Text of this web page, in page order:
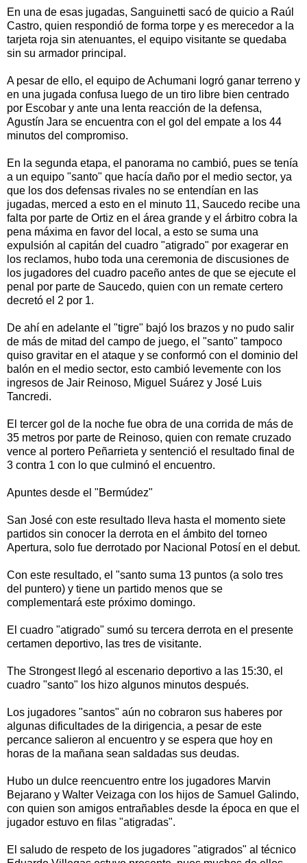
En una de esas jugadas, Sanguinetti sacó de quicio a Raúl
Castro, quien respondió de forma torpe y es merecedor a la
tarjeta roja sin atenuantes, el equipo visitante se quedaba
sin su armador principal.
A pesar de ello, el equipo de Achumani logró ganar terreno y
en una jugada confusa luego de un tiro libre bien centrado
por Escobar y ante una lenta reacción de la defensa,
Agustín Jara se encuentra con el gol del empate a los 44
minutos del compromiso.
En la segunda etapa, el panorama no cambió, pues se tenía
a un equipo "santo" que hacía daño por el medio sector, ya
que los dos defensas rivales no se entendían en las
jugadas, merced a esto en el minuto 11, Saucedo recibe una
falta por parte de Ortiz en el área grande y el árbitro cobra la
pena máxima en favor del local, a esto se suma una
expulsión al capitán del cuadro "atigrado" por exagerar en
los reclamos, hubo toda una ceremonia de discusiones de
los jugadores del cuadro paceño antes de que se ejecute el
penal por parte de Saucedo, quien con un remate certero
decretó el 2 por 1.
De ahí en adelante el "tigre" bajó los brazos y no pudo salir
de más de mitad del campo de juego, el "santo" tampoco
quiso gravitar en el ataque y se conformó con el dominio del
balón en el medio sector, esto cambió levemente con los
ingresos de Jair Reinoso, Miguel Suárez y José Luis
Tancredi.
El tercer gol de la noche fue obra de una corrida de más de
35 metros por parte de Reinoso, quien con remate cruzado
vence al portero Peñarrieta y sentenció el resultado final de
3 contra 1 con lo que culminó el encuentro.
Apuntes desde el "Bermúdez"
San José con este resultado lleva hasta el momento siete
partidos sin conocer la derrota en el ámbito del torneo
Apertura, solo fue derrotado por Nacional Potosí en el debut.
Con este resultado, el "santo suma 13 puntos (a solo tres
del puntero) y tiene un partido menos que se
complementará este próximo domingo.
El cuadro "atigrado" sumó su tercera derrota en el presente
certamen deportivo, las tres de visitante.
The Strongest llegó al escenario deportivo a las 15:30, el
cuadro "santo" los hizo algunos minutos después.
Los jugadores "santos" aún no cobraron sus haberes por
algunas dificultades de la dirigencia, a pesar de este
percance salieron al encuentro y se espera que hoy en
horas de la mañana sean saldadas sus deudas.
Hubo un dulce reencuentro entre los jugadores Marvin
Bejarano y Walter Veizaga con los hijos de Samuel Galindo,
con quien son amigos entrañables desde la época en que el
jugador estuvo en filas "atigradas".
El saludo de respeto de los jugadores "atigrados" al técnico